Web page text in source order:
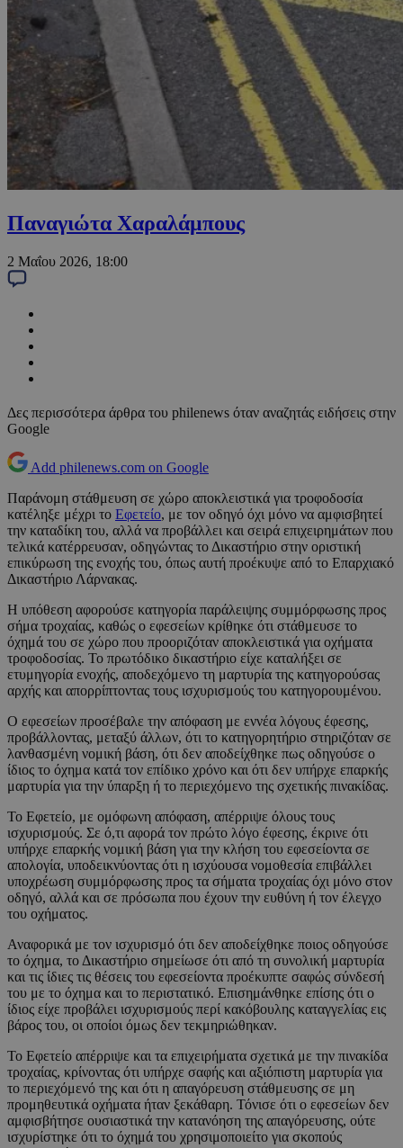
Παναγιώτα Χαραλάμπους
2 Μαΐου 2026, 18:00
Δες περισσότερα άρθρα του philenews όταν αναζητάς ειδήσεις στην
Google
Add philenews.com on Google
Παράνομη στάθμευση σε χώρο αποκλειστικά για τροφοδοσία
κατέληξε μέχρι το Εφετείο, με τον οδηγό όχι μόνο να αμφισβητεί
την καταδίκη του, αλλά να προβάλλει και σειρά επιχειρημάτων που
τελικά κατέρρευσαν, οδηγώντας το Δικαστήριο στην οριστική
επικύρωση της ενοχής του, όπως αυτή προέκυψε από το Επαρχιακό
Δικαστήριο Λάρνακας.
Η υπόθεση αφορούσε κατηγορία παράλειψης συμμόρφωσης προς
σήμα τροχαίας, καθώς ο εφεσείων κρίθηκε ότι στάθμευσε το
όχημά του σε χώρο που προοριζόταν αποκλειστικά για οχήματα
τροφοδοσίας. Το πρωτόδικο δικαστήριο είχε καταλήξει σε
ετυμηγορία ενοχής, αποδεχόμενο τη μαρτυρία της κατηγορούσας
αρχής και απορρίπτοντας τους ισχυρισμούς του κατηγορουμένου.
Ο εφεσείων προσέβαλε την απόφαση με εννέα λόγους έφεσης,
προβάλλοντας, μεταξύ άλλων, ότι το κατηγορητήριο στηριζόταν σε
λανθασμένη νομική βάση, ότι δεν αποδείχθηκε πως οδηγούσε ο
ίδιος το όχημα κατά τον επίδικο χρόνο και ότι δεν υπήρχε επαρκής
μαρτυρία για την ύπαρξη ή το περιεχόμενο της σχετικής πινακίδας.
Το Εφετείο, με ομόφωνη απόφαση, απέρριψε όλους τους
ισχυρισμούς. Σε ό,τι αφορά τον πρώτο λόγο έφεσης, έκρινε ότι
υπήρχε επαρκής νομική βάση για την κλήση του εφεσείοντα σε
απολογία, υποδεικνύοντας ότι η ισχύουσα νομοθεσία επιβάλλει
υποχρέωση συμμόρφωσης προς τα σήματα τροχαίας όχι μόνο στον
οδηγό, αλλά και σε πρόσωπα που έχουν την ευθύνη ή τον έλεγχο
του οχήματος.
Αναφορικά με τον ισχυρισμό ότι δεν αποδείχθηκε ποιος οδηγούσε
το όχημα, το Δικαστήριο σημείωσε ότι από τη συνολική μαρτυρία
και τις ίδιες τις θέσεις του εφεσείοντα προέκυπτε σαφώς σύνδεσή
του με το όχημα και το περιστατικό. Επισημάνθηκε επίσης ότι ο
ίδιος είχε προβάλει ισχυρισμούς περί κακόβουλης καταγγελίας εις
βάρος του, οι οποίοι όμως δεν τεκμηριώθηκαν.
Το Εφετείο απέρριψε και τα επιχειρήματα σχετικά με την πινακίδα
τροχαίας, κρίνοντας ότι υπήρχε σαφής και αξιόπιστη μαρτυρία για
το περιεχόμενό της και ότι η απαγόρευση στάθμευσης σε μη
προμηθευτικά οχήματα ήταν ξεκάθαρη. Τόνισε ότι ο εφεσείων δεν
αμφισβήτησε ουσιαστικά την κατανόηση της απαγόρευσης, ούτε
ισχυρίστηκε ότι το όχημά του χρησιμοποιείτο για σκοπούς